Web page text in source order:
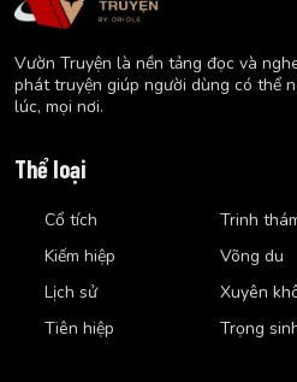
Vườn Truyện là nền tảng đọc và
phát truyện giúp người dùng có thể
lúc, mọi nơi.
Thể loại
Cổ tích
Kiếm hiệp
Lịch sử
Tiên hiệp
Trinh
Võng du
Xuyên
Trọng